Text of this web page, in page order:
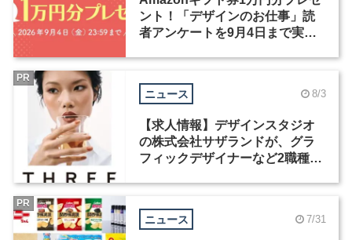
ント！「デザインのお仕事」読
者アンケートを9月4日まで実施
ニュース 8/3
【求人情報】デザインスタジオ
の株式会社サザランドが、グラ
フィックデザイナーなど2職種を
PR
ニュース 7/31
PR